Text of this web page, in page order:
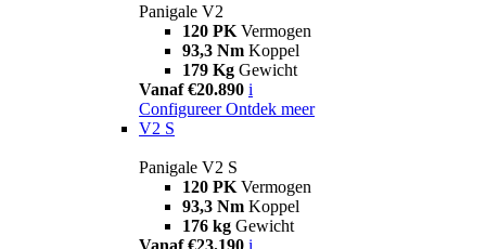
Panigale V2
120 PK Vermogen
93,3 Nm Koppel
179 Kg Gewicht
Vanaf €20.890 i
Configureer Ontdek meer
V2 S
Panigale V2 S
120 PK Vermogen
93,3 Nm Koppel
176 kg Gewicht
Vanaf €23.190 i